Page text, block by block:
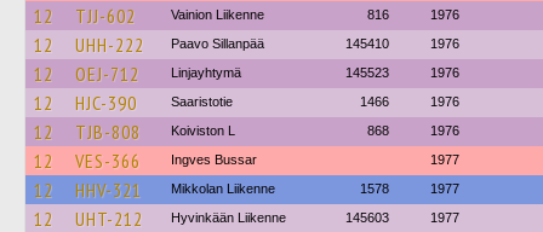
12 TJJ-602 Vainion Liikenne 816 1976
12 UHH-222 Paavo Sillanpää 145410 1976
12 OEJ-712 Linjayhtymä 145523 1976
12 HJC-390 Saaristotie 1466 1976
12 TJB-808 Koiviston L 868 1976
12 VES-366 Ingves Bussar 1977
12 HHV-321 Mikkolan Liikenne 1578 1977
12 UHT-212 Hyvinkään Liikenne 145603 1977